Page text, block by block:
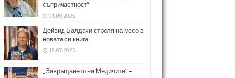
съпричастност“
01.09.2025
Дейвид Балдачи стреля на месо в
новата си книга
18.07.2025
„Завръщането на Медичите“ –